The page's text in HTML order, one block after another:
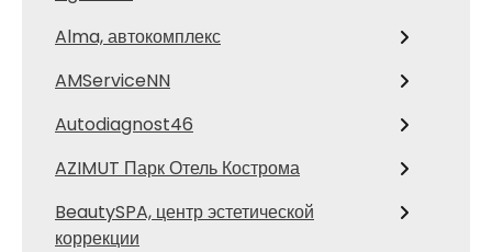
Alma, автокомплекс
AMServiceNN
Autodiagnost46
AZIMUT Парк Отель Кострома
BeautySPA, центр эстетической
коррекции